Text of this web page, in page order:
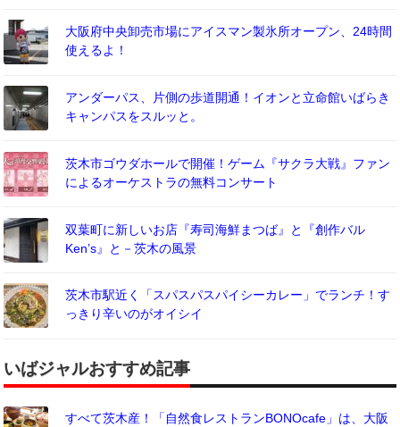
大阪府中央卸売市場にアイスマン製氷所オープン、24時間
使えるよ！
アンダーパス、片側の歩道開通！イオンと立命館いばらき
キャンパスをスルッと。
茨木市ゴウダホールで開催！ゲーム『サクラ大戦』ファン
によるオーケストラの無料コンサート
双葉町に新しいお店『寿司海鮮まつば』と『創作バル
Ken’s』と－茨木の風景
茨木市駅近く「スパスパスパイシーカレー」でランチ！す
っきり辛いのがオイシイ
いばジャルおすすめ記事
すべて茨木産！「自然食レストランBONOcafe」は、大阪